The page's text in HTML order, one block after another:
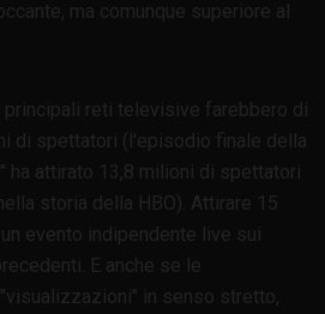
ma comunque superiore al
principali reti televisive farebbero di
di spettatori (l'episodio finale della
ha attirato 13,8 milioni di spettatori
storia della HBO). Attirare 15
evento indipendente live sui
E anche se le
in senso stretto,